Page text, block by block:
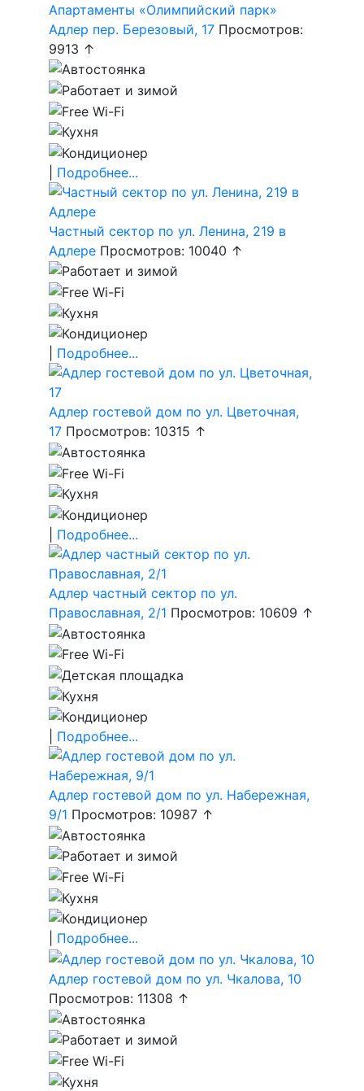
Апартаменты «Олимпийский парк»
Адлер пер. Березовый, 17 Просмотров:
9913 ↑
Подробнее...
Частный сектор по ул. Ленина, 219 в
Адлере Просмотров: 10040 ↑
Подробнее...
Адлер гостевой дом по ул. Цветочная,
17 Просмотров: 10315 ↑
Подробнее...
Адлер частный сектор по ул.
Православная, 2/1 Просмотров: 10609 ↑
Подробнее...
Адлер гостевой дом по ул. Набережная,
9/1 Просмотров: 10987 ↑
Подробнее...
Адлер гостевой дом по ул. Чкалова, 10
Просмотров: 11308 ↑